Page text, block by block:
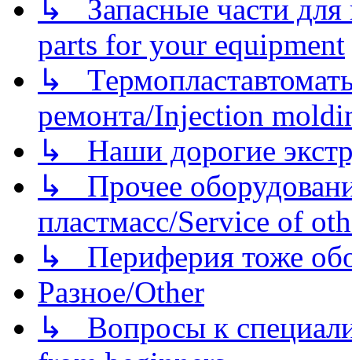
↳ Запасные части для
parts for your equipment
↳
ремонта/Injection
↳ Наши дорогие
↳ Прочее
пластмасс/Service of
↳ Периферия тоже
Разное/Other
↳ Вопросы к